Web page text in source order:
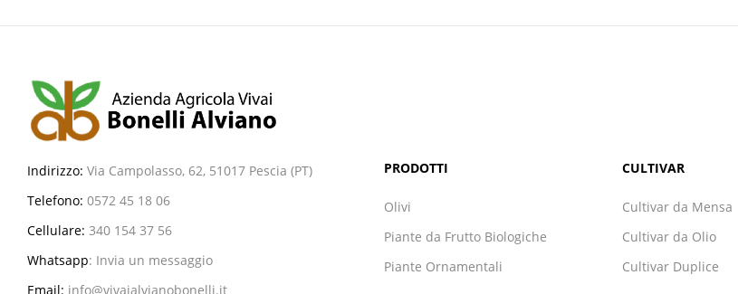
Indirizzo: Via Campolasso, 62, 51017 Pescia (PT)
Telefono: 0572 45 18 06
Cellulare: 340 154 37 56
Whatsapp: Invia un messaggio
Email: info@vivaialvianobonelli.it
PRODOTTI
Olivi
Piante da Frutto Biologiche
Piante Ornamentali
CULTIVAR
Cultivar da Mensa
Cultivar da Olio
Cultivar Duplice